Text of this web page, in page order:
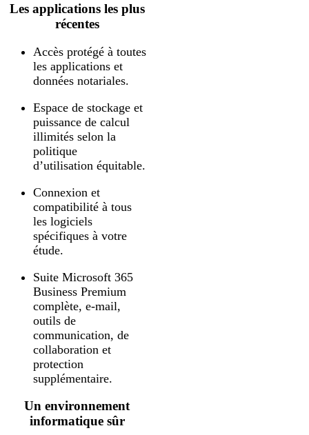
Les applications les plus
récentes
Accès protégé à toutes
les applications et
données notariales.
Espace de stockage et
puissance de calcul
illimités selon la
politique
d’utilisation équitable.
Connexion et
compatibilité à tous
les logiciels
spécifiques à votre
étude.
Suite Microsoft 365
Business Premium
complète, e-mail,
outils de
communication, de
collaboration et
protection
supplémentaire.
Un environnement
informatique sûr